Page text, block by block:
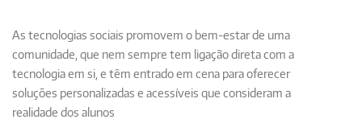
As tecnologias sociais promovem o bem-estar de uma
comunidade, que nem sempre tem ligação direta com a
tecnologia em si, e têm entrado em cena para oferecer
soluções personalizadas e acessíveis que consideram a
realidade dos alunos